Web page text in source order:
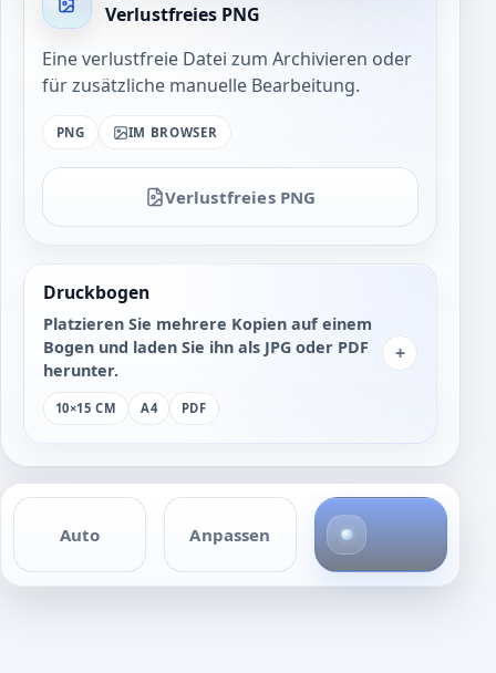
Verlustfreies PNG
Eine verlustfreie Datei zum Archivieren oder
für zusätzliche manuelle Bearbeitung.
PNG IM BROWSER
Verlustfreies PNG
Druckbogen
Platzieren Sie mehrere Kopien auf einem
Bogen und laden Sie ihn als JPG oder PDF
herunter.
10×15 CM A4 PDF
+
Auto Anpassen
o
t